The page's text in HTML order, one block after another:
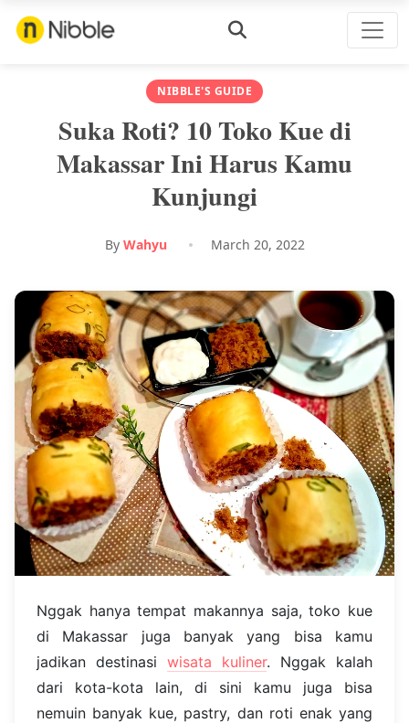
NIBBLE'S GUIDE
Suka Roti? 10 Toko Kue di
Makassar Ini Harus Kamu
Kunjungi
By Wahyu March 20, 2022
Nggak hanya tempat makannya saja, toko kue
di Makassar juga banyak yang bisa kamu
jadikan destinasi wisata kuliner. Nggak kalah
dari kota-kota lain, di sini kamu juga bisa
nemuin banyak kue, pastry, dan roti enak yang